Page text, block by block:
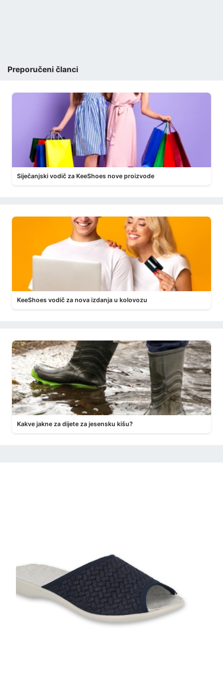
Preporučeni članci
Siječanjski vodič za KeeShoes nove proizvode
KeeShoes vodič za nova izdanja u kolovozu
Kakve jakne za dijete za jesensku kišu?